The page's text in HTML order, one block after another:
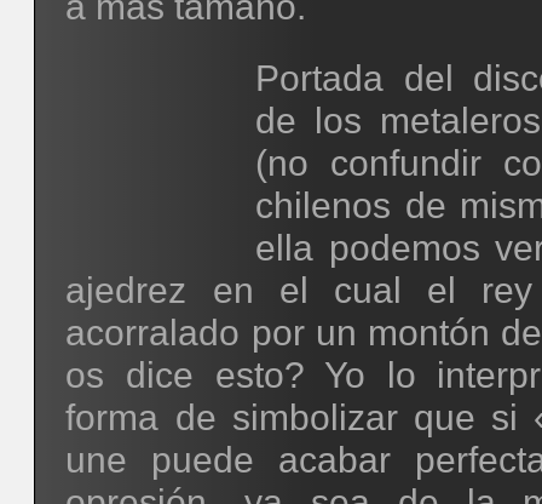
Portada del
de los
(no confundir
chilenos de
ella podemos
ajedrez en el cual el rey
acorralado por un montón
os dice esto? Yo lo
forma de simbolizar que si
une puede acabar